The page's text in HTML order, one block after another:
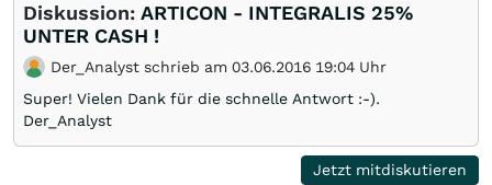
Diskussion: ARTICON - INTEGRALIS 25%
UNTER CASH !
Der_Analyst schrieb am 03.06.2016 19:04 Uhr
Super! Vielen Dank für die schnelle Antwort :-).
Der_Analyst
Jetzt mitdiskutieren